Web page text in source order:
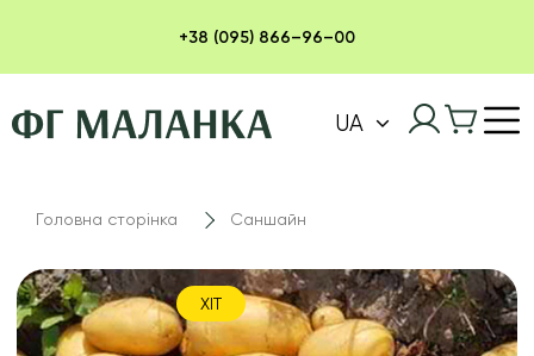
+38 (095) 866–96–00
UA
Головна сторінка Саншайн
ХІТ